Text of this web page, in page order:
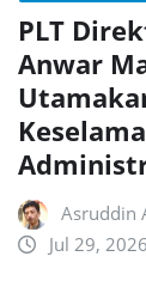
PLT
Anwar
Asruddin
Jul 29, 2026